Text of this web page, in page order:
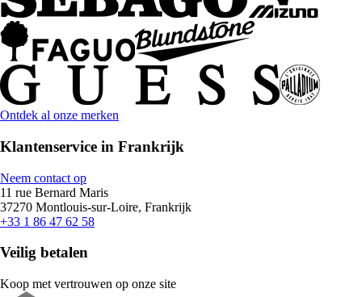
Ontdek al onze merken
Klantenservice in Frankrijk
Neem contact op
11 rue Bernard Maris
37270 Montlouis-sur-Loire, Frankrijk
+33 1 86 47 62 58
Veilig betalen
Koop met vertrouwen op onze site